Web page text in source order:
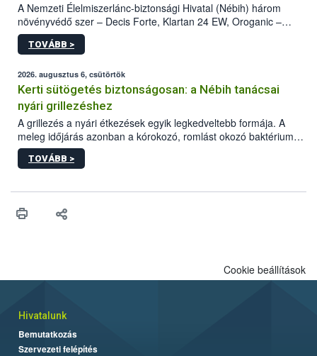
A Nemzeti Élelmiszerlánc-biztonsági Hivatal (Nébih) három
növényvédő szer – Decis Forte, Klartan 24 EW, Oroganic –
engedélyokiratát módosította, így azok a szüretet követően,
egészen a vesszőérettség (BBCH 91) stádiumáig
érésű szőlőkben is legyen lehetőség a károsító elleni további
védekezésre. Az Oroganic készítmény kis kiszerelésben kiskerti
felhasználók számára is elérhető és ökológiai termesztésben is
engedélyezett.
TOVÁBB >
2026. augusztus 6, csütörtök
Kerti sütögetés biztonságosan: a Nébih tanácsai
nyári grillezéshez
A grillezés a nyári étkezések egyik legkedveltebb formája. A
meleg időjárás azonban a kórokozó, romlást okozó baktériumok
gyorsabb szaporodásának is kedvez. A szabadtéri sütögetés
ezért nem csupán a megfelelő sütési technikáról szól: legalább
higiéniai szabályok betartása, a megfelelő hőkezelés, valamint a
biztonsági Hivatal (Nébih) Oktatási Programja összegyűjtötte a
TOVÁBB >
Cookie beállítások
Hivatalunk
Bemutatkozás
Szervezeti felépítés